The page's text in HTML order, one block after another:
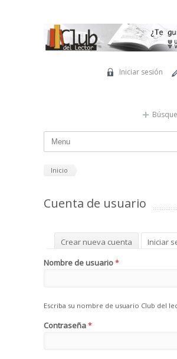
Iniciar sesión
Inicio
Cuenta de usuario
Solapas principales
Crear nueva cuenta Iniciar
Solicitar una nueva contraseña
Nombre de usuario*
Escriba su nombre de usuario Club del
Contraseña*